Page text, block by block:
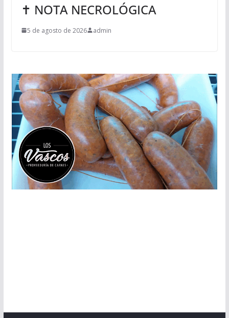
✝ NOTA NECROLÓGICA
5 de agosto de 2026 admin